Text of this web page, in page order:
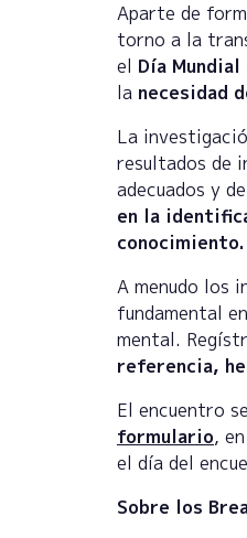
Aparte de
torno a la
el Día
la necesidad
La
resultados de
adecuados y
en la
conocimiento.
A menudo los
fundamental
mental.
referencia,
El encuentro
formulario,
el día del
Sobre los